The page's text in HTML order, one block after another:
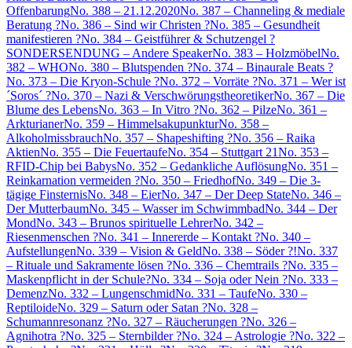
OffenbarungNo. 388 – 21.12.2020No. 387 – Channeling & mediale
Beratung ?No. 386 – Sind wir Christen ?No. 385 – Gesundheit
manifestieren ?No. 384 – Geistführer & Schutzengel ?
SONDERSENDUNG – Andere SpeakerNo. 383 – HolzmöbelNo.
382 – WHONo. 380 – Blutspenden ?No. 374 – Binaurale Beats ?
No. 373 – Die Kryon-Schule ?No. 372 – Vorräte ?No. 371 – Wer ist
´Soros´ ?No. 370 – Nazi & VerschwörungstheoretikerNo. 367 – Die
Blume des LebensNo. 363 – In Vitro ?No. 362 – PilzeNo. 361 –
ArkturianerNo. 359 – HimmelsakupunkturNo. 358 –
AlkoholmissbrauchNo. 357 – Shapeshifting ?No. 356 – Raika
AktienNo. 355 – Die FeuertaufeNo. 354 – Stuttgart 21No. 353 –
RFID-Chip bei BabysNo. 352 – Gedankliche AuflösungNo. 351 –
Reinkarnation vermeiden ?No. 350 – FriedhofNo. 349 – Die 3-
tägige FinsternisNo. 348 – EierNo. 347 – Der Deep StateNo. 346 –
Der MutterbaumNo. 345 – Wasser im SchwimmbadNo. 344 – Der
MondNo. 343 – Brunos spirituelle LehrerNo. 342 –
Riesenmenschen ?No. 341 – Innererde – Kontakt ?No. 340 –
AufstellungenNo. 339 – Vision & GeldNo. 338 – Söder ?!No. 337
– Rituale und Sakramente lösen ?No. 336 – Chemtrails ?No. 335 –
Maskenpflicht in der Schule?No. 334 – Soja oder Nein ?No. 333 –
DemenzNo. 332 – LungenschmidNo. 331 – TaufeNo. 330 –
ReptiloideNo. 329 – Saturn oder Satan ?No. 328 –
Schumannresonanz ?No. 327 – Räucherungen ?No. 326 –
Agnihotra ?No. 325 – Sternbilder ?No. 324 – Astrologie ?No. 322 –